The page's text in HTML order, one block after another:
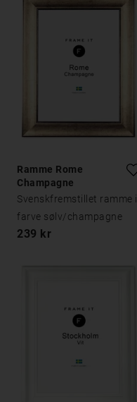
Ramme Rome
Champagne
Svenskfremstillet ramme i
farve sølv/champagne
239 kr